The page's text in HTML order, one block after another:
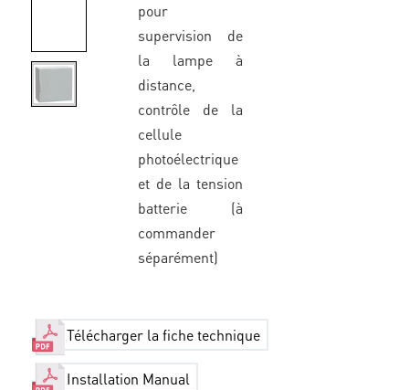
pour
supervision de
la lampe à
distance,
contrôle de la
cellule
photoélectrique
et de la tension
batterie (à
commander
séparément)
Télécharger la fiche technique
Installation Manual